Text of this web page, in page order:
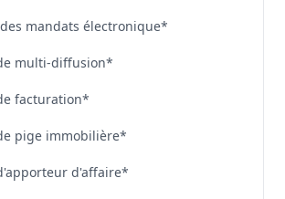
mandats électronique*
multi-diffusion*
facturation*
pige immobilière*
d'affaire*